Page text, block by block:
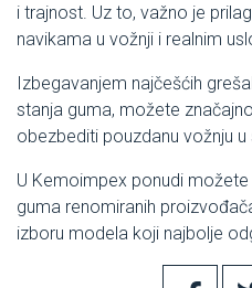
i trajnost. Uz to, važno je
navikama u vožnji i realnim
Izbegavanjem najčešćih
stanja guma, možete
obezbediti pouzdanu vožnju
U Kemoimpex ponudi
guma renomiranih
izboru modela koji najbolje